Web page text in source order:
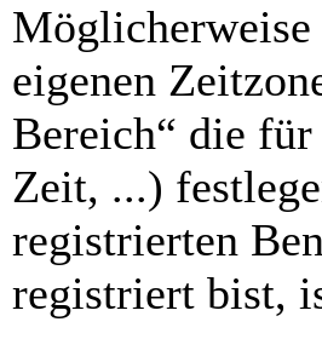
eigenen
Bereich“ die
Zeit, ...)
registrierten
registriert bist,